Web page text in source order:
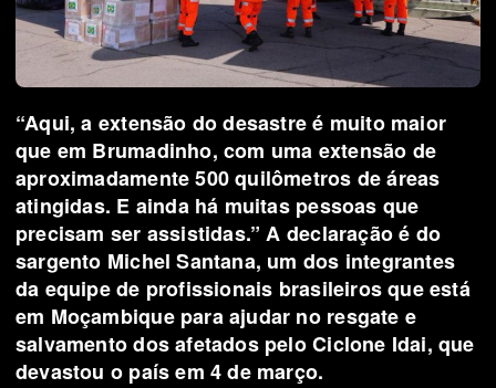
“Aqui, a extensão do desastre é muito maior
que em Brumadinho, com uma extensão de
aproximadamente 500 quilômetros de áreas
atingidas. E ainda há muitas pessoas que
precisam ser assistidas.” A declaração é do
sargento Michel Santana, um dos integrantes
da equipe de profissionais brasileiros que está
em Moçambiquepara ajudar no resgate e
salvamento dos afetados peloCiclone Idai, que
devastou o país em 4 de março.